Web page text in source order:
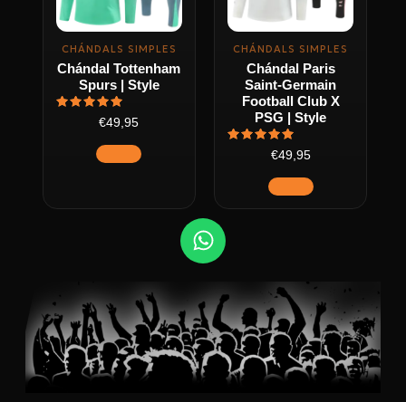
CHÁNDALS SIMPLES
Chándal Tottenham
Spurs | Style
Valorado
con
de 5
€49,95
Las
opciones
se
pueden
producto
CHÁNDALS SIMPLES
Chándal Paris
Saint-Germain
Football Club X
PSG | Style
Valorado
con
de 5
€49,95
Las
opciones
se
pueden
elegir
en
de
producto
W
h
t
s
a
p
p